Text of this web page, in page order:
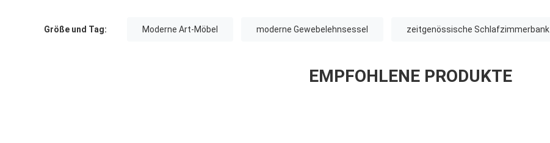
Größe und Tag: Moderne Art-Möbel moderne Gewebelehnsessel zeitgenössische Schlafzimmerbank
EMPFOHLENE PRODUKTE